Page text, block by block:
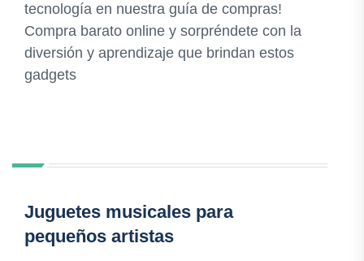
tecnología en nuestra guía de compras!
Compra barato online y sorpréndete con la
diversión y aprendizaje que brindan estos
gadgets
Juguetes musicales para
pequeños artistas